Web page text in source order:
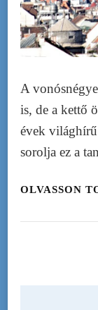
A
is, de a kettő
évek
sorolja ez a
OLVASSON